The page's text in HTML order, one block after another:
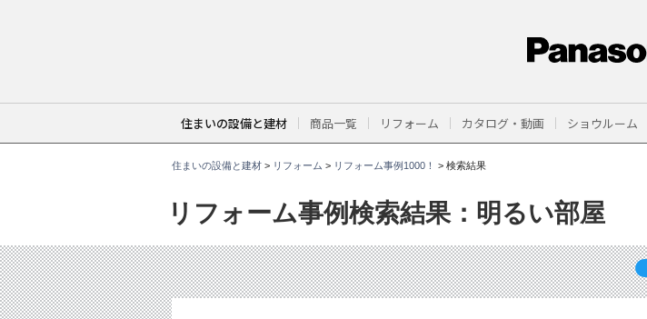
住まいの設備と建材 商品一覧 リフォーム カタログ・動画 ショウルーム
住まいの設備と建材> リフォーム > リフォーム事例1000！ > 検索結果
リフォーム事例検索結果：明るい部屋
。